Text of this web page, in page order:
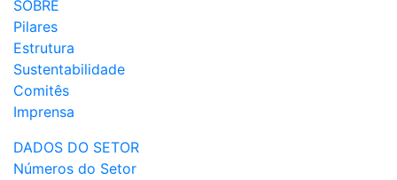
SOBRE
Pilares
Estrutura
Sustentabilidade
Comitês
Imprensa
DADOS DO SETOR
Números do Setor